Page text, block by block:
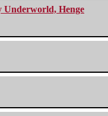
Underworld, Henge